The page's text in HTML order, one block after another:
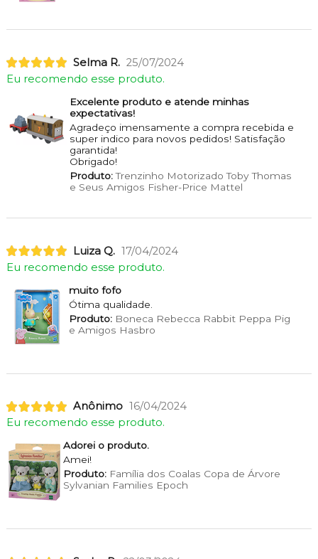
Selma R. 25/07/2024
Eu recomendo esse produto.
Excelente produto e atende minhas
expectativas!
Agradeço imensamente a compra recebida e
super indico para novos pedidos! Satisfação
garantida!
Obrigado!
Produto:Trenzinho Motorizado Toby Thomas
e Seus Amigos Fisher-Price Mattel
Luiza Q. 17/04/2024
Eu recomendo esse produto.
muito fofo
Ótima qualidade.
Produto:Boneca Rebecca Rabbit Peppa Pig
e Amigos Hasbro
Anônimo 16/04/2024
Eu recomendo esse produto.
Adorei o produto.
Amei!
Produto:Família dos Coalas Copa de Árvore
Sylvanian Families Epoch